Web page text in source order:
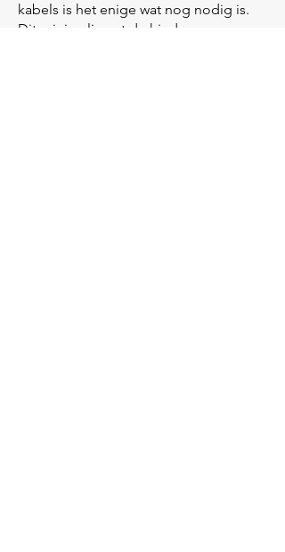
kabels is het enige wat nog nodig is.
Dit minimaliseert de hinder voor